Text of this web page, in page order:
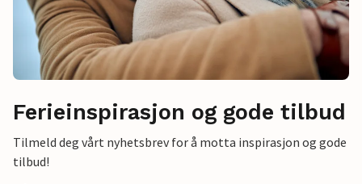
Ferieinspirasjon og gode tilbud
Tilmeld deg vårt nyhetsbrev for å motta inspirasjon og gode
tilbud!